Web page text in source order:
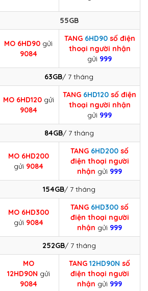
55GB
MO 6HD90 gửi
9084
TANG6HD90số điện
thoại người nhận
gửi 999
63GB/ 7 tháng
MO6HD120gửi
9084
TANG 6HD120 số điện
thoại người nhận
gửi 999
84GB/ 7 tháng
MO6HD200
gửi 9084
TANG 6HD200 số
điện thoại người
nhận gửi 999
154GB/ 7 tháng
MO6HD300
gửi 9084
TANG 6HD300 số
điện thoại người
nhận gửi 999
252GB/ 7 tháng
MO
12HD90N gửi
9084
TANG 12HD90N số
điện thoại người
nhận gửi 999